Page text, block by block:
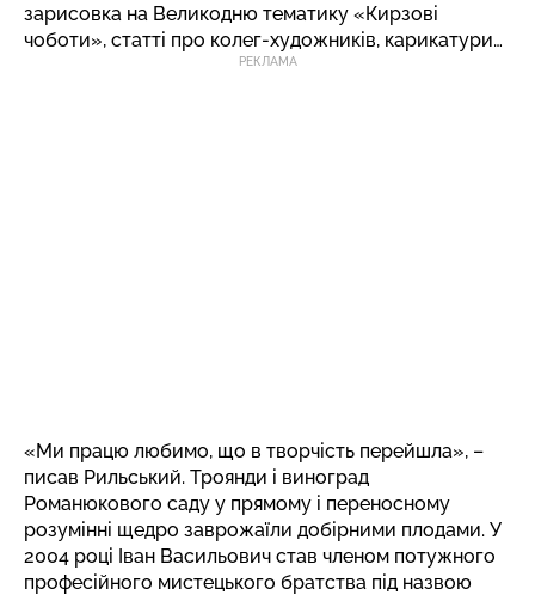
зарисовка на Великодню тематику «Кирзові
чоботи», статті про колег-художників, карикатури…
РЕКЛАМА
«Ми працю любимо, що в творчість перейшла», –
писав Рильський. Троянди і виноград
Романюкового саду у прямому і переносному
розумінні щедро заврожаїли добірними плодами. У
2004 році Іван Васильович став членом потужного
професійного мистецького братства під назвою